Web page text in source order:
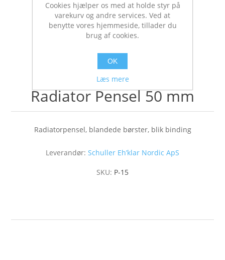
Radiator Pensel 50 mm
Radiatorpensel, blandede børster, blik binding
Leverandør: Schuller Eh’klar Nordic ApS
SKU: P-15
Cookies hjælper os med at holde styr på
varekurv og andre services. Ved at
benytte vores hjemmeside, tillader du
brug af cookies.
OK
Læs mere